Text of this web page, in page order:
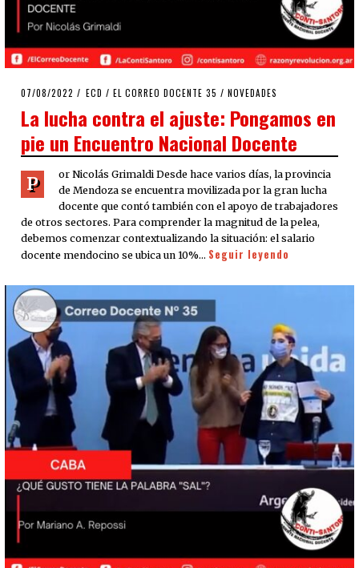
POSTED
07/08/2022 07/08/2022
ECD / EL CORREO DOCENTE 35 / NOVEDADES
La lucha contra el ajuste: Pongamos en
pie un Encuentro Nacional Docente
P
or Nicolás Grimaldi Desde hace varios días, la provincia
de Mendoza se encuentra movilizada por la gran lucha
docente que contó también con el apoyo de trabajadores
de otros sectores. Para comprender la magnitud de la pelea,
debemos comenzar contextualizando la situación: el salario
docente mendocino se ubica un 10%… Seguir leyendo